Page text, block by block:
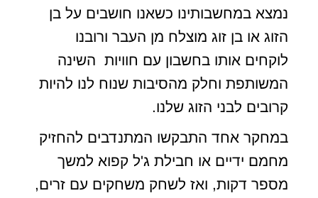
נמצא במחשבותינו כשאנו חושבים על בן
הזוג או בן זוג מוצלח מן העבר ורובנו
לוקחים אותו בחשבון עם חוויות השינה
המשותפת וחלק מהסיבות שנוח לנו להיות
קרובים לבני הזוג שלנו.
במחקר אחד התבקשו המתנדבים להחזיק
מחמם ידיים או חבילת ג'ל קפוא למשך
מספר דקות, ואז לשחק משחקים עם זרים,